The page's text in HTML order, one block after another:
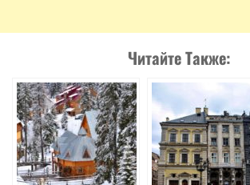
Читайте Также: